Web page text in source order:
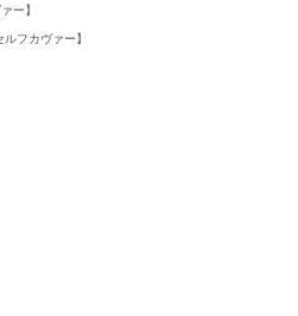
ー】
ルフカヴァー】